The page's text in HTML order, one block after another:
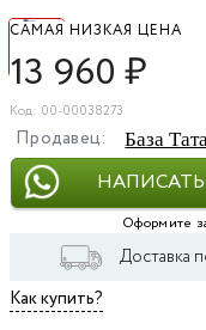
САМАЯ НИЗКАЯ ЦЕНА
13 960₽
Код: 00-00038273
Продавец: База
НАПИСАТЬ
Оформите
Доставка
Как купить?